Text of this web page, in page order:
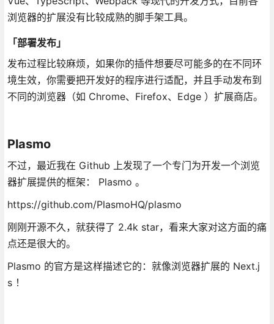
浏览器的扩展没有比较成熟的脚手架工具。
「部署发布」
发布过程比较麻烦，如果你的插件想要尽可能多的在不同环
境生效，你需要把开发好的程序进行适配，并且手动发布到
不同的浏览器（如 Chrome、Firefox、Edge ）扩展商店。
Plasmo
不过，最近我在 Github 上发现了一个专门为开发一个浏览
器扩展提供的框架： Plasmo 。
https://github.com/PlasmoHQ/plasmo
刚刚开源不久，就获得了 2.4k star，看来大家对这方面的痛
点还是很大的。
Plasmo 的官方是这样描述它的：就像浏览器扩展的 Next.j
s ！